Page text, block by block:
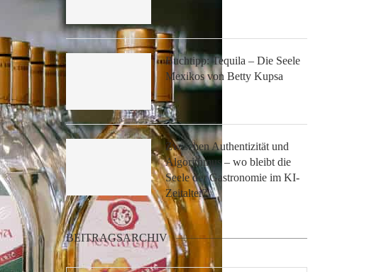
Buchtipp: Tequila – Die Seele
Mexikos von Betty Kupsa
Zwischen Authentizität und
Algorithmus – wo bleibt die
Seele der Gastronomie im KI-
Zeitalter?
BEITRAGSARCHIV